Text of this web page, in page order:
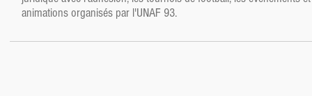
animations organisés par l'UNAF 93.